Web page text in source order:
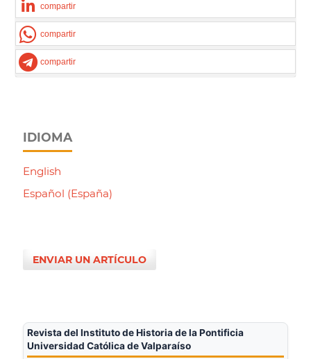
compartir
compartir
compartir
IDIOMA
English
Español (España)
ENVIAR UN ARTÍCULO
Revista del Instituto de Historia de la Pontificia
Universidad Católica de Valparaíso